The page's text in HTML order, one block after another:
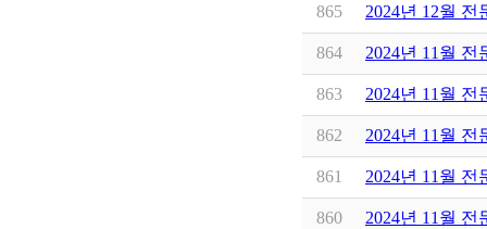
865 2024년 12월
864 2024년 11월
863 2024년 11월
862 2024년 11월
861 2024년 11월
860 2024년 11월